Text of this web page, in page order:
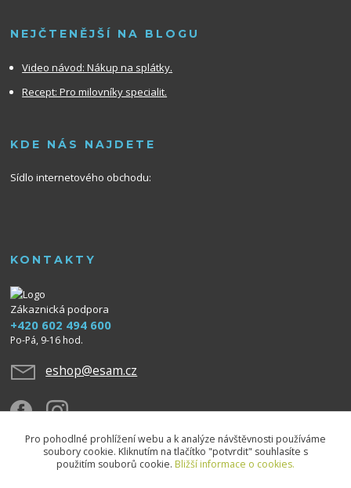
NEJČTENĚJŠÍ NA BLOGU
Video návod:Nákup na splátky.
Recept: Pro milovníky specialit.
KDE NÁS NAJDETE
Sídlo internetového obchodu:
KONTAKTY
Zákaznická podpora
+420 602 494 600
Po-Pá, 9-16 hod.
eshop@esam.cz
Pro pohodlné prohlížení webu a k analýze návštěvnosti používáme
soubory cookie. Kliknutím na tlačítko "potvrdit" souhlasíte s
použitím souborů cookie. Bližší informace o cookies.